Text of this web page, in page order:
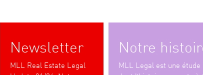
Newsletter
MLL Real Estate Legal
Notre
MLL Legal est une étude